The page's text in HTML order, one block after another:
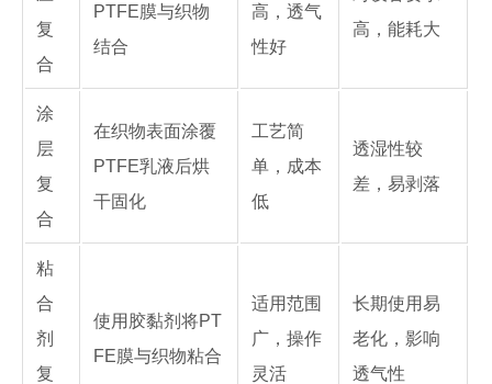
复
合
PTFE膜与织物
结合
高，透气
性好
高，能耗大
涂
层
复
合
在织物表面涂覆
PTFE乳液后烘
干固化
工艺简
单，成本
低
透湿性较
差，易剥落
粘
合
剂
复
使用胶黏剂将PT
FE膜与织物粘合
适用范围
广，操作
灵活
长期使用易
老化，影响
透气性